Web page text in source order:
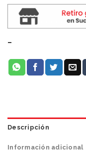
-
Descripción
Información adicional